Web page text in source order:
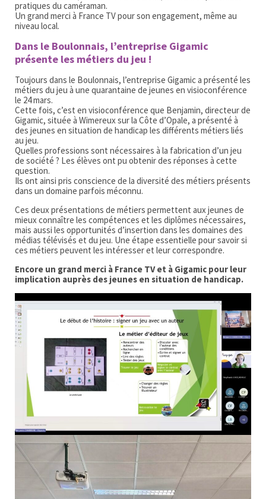
pratiques du caméraman.
Un grand merci à France TV pour son engagement, même au
niveau local.
Dans le Boulonnais, l’entreprise Gigamic
présente les métiers du jeu !
Toujours dans le Boulonnais, l’entreprise Gigamic a présenté les
métiers du jeu à une quarantaine de jeunes en visioconférence
le 24 mars.
Cette fois, c’est en visioconférence que Benjamin, directeur de
Gigamic, située à Wimereux sur la Côte d’Opale, a présenté à
des jeunes en situation de handicap les différents métiers liés
au jeu.
Quelles professions sont nécessaires à la fabrication d’un jeu
de société ? Les élèves ont pu obtenir des réponses à cette
question.
Ils ont ainsi pris conscience de la diversité des métiers présents
dans un domaine parfois méconnu.
Ces deux présentations de métiers permettent aux jeunes de
mieux connaître les compétences et les diplômes nécessaires,
mais aussi les opportunités d’insertion dans les domaines des
médias télévisés et du jeu. Une étape essentielle pour savoir si
ces métiers peuvent les intéresser et leur correspondre.
Encore un grand merci à France TV et à Gigamic pour leur
implication auprès des jeunes en situation de handicap.